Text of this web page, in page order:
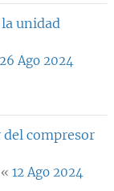
la unidad
26 Ago 2024
del compresor
« 12 Ago 2024